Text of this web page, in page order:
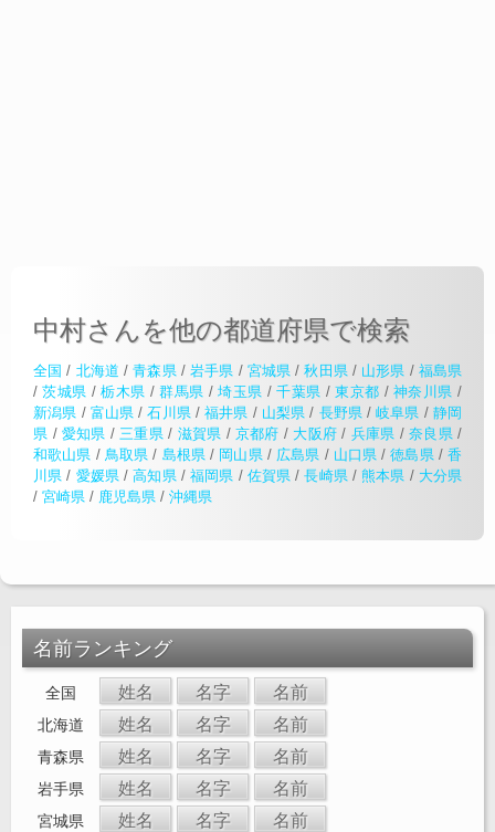
中村さんを他の都道府県で検索
全国 / 北海道 /青森県/ 岩手県 / 宮城県 /秋田県/ 山形県 / 福島県
/茨城県 /栃木県 /群馬県 /埼玉県 /千葉県 /東京都 /神奈川県 /
新潟県 / 富山県 /石川県/福井県 / 山梨県 / 長野県/岐阜県 / 静岡
県 / 愛知県 /三重県 / 滋賀県 / 京都府 / 大阪府 / 兵庫県 / 奈良県/
和歌山県 / 鳥取県 / 島根県/ 岡山県/ 広島県 / 山口県 /徳島県/香
川県 / 愛媛県/高知県/ 福岡県 / 佐賀県 /長崎県/熊本県 / 大分県
/ 宮崎県 / 鹿児島県 / 沖縄県
名前ランキング
全国 姓名 名字 名前
北海道 姓名 名字 名前
青森県 姓名 名字 名前
岩手県 姓名 名字 名前
宮城県 姓名 名字 名前